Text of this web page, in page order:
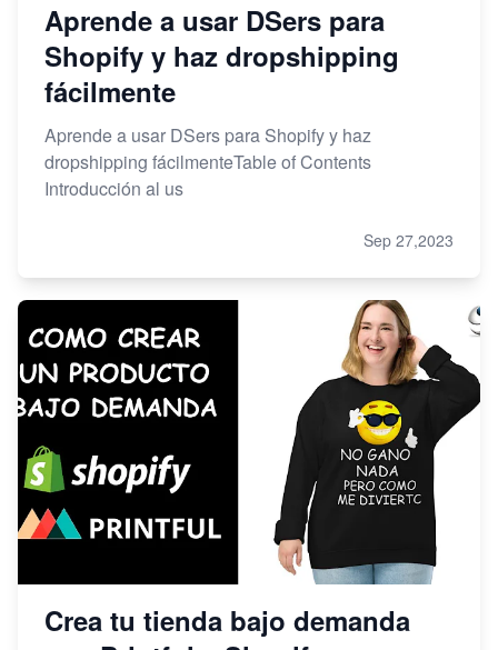
Aprende a usar DSers para
Shopify y haz dropshipping
fácilmente
Aprende a usar DSers para Shopify y haz
dropshipping fácilmenteTable of Contents
Introducción al us
Sep 27,2023
Crea tu tienda bajo demanda